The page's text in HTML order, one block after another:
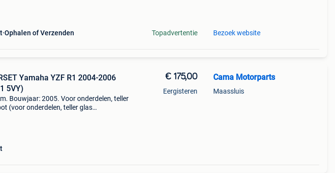
Ophalen of Verzenden Topadvertentie Bezoek website
Yamaha YZF R1 2004-2006
5VY)
Bouwjaar: 2005. Voor onderdelen, teller
(voor onderdelen, teller glas
€ 175,00
Eergisteren
Cama Motorparts
Maassluis